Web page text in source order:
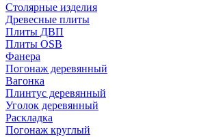
Столярные изделия
Древесные плиты
Плиты ДВП
Плиты OSB
Фанера
Погонаж деревянный
Вагонка
Плинтус деревянный
Уголок деревянный
Раскладка
Погонаж круглый